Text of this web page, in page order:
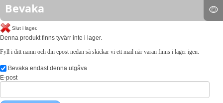
Bevaka
Slut i lager.
Denna produkt finns tyvärr inte i lager.
Fyll i ditt namn och din epost nedan så skickar vi ett mail när varan finns i lager igen.
Bevaka endast denna utgåva
E-post